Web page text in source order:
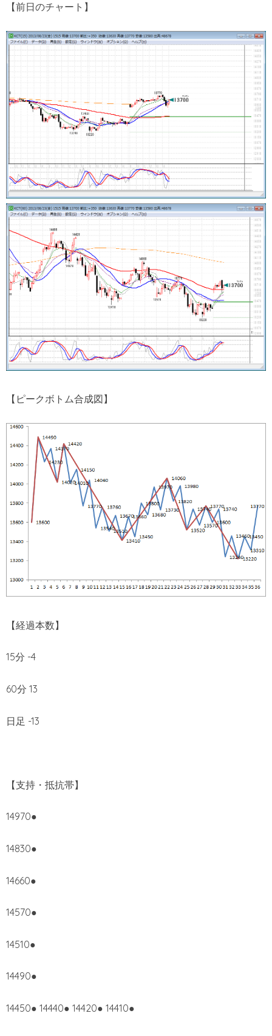
【前日のチャート】
【ピークボトム合成図】
【経過本数】
15分 -4
60分 13
日足 -13
【支持・抵抗帯】
14970●
14830●
14660●
14570●
14510●
14490●
14450● 14440● 14420● 14410●